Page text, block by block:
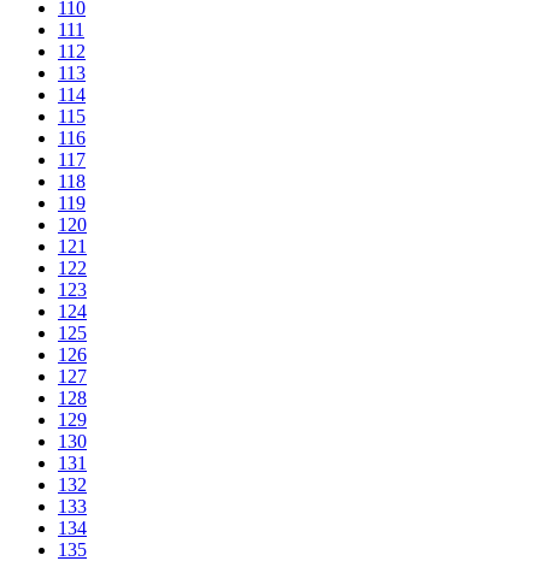
110
111
112
113
114
115
116
117
118
119
120
121
122
123
124
125
126
127
128
129
130
131
132
133
134
135